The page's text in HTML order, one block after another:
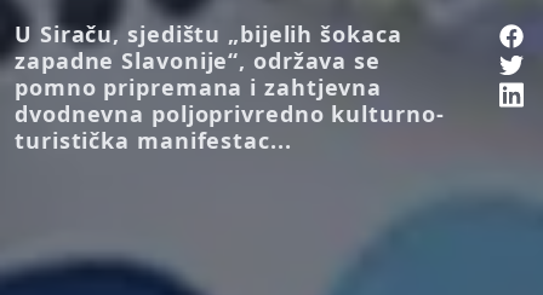
U Siraču, sjedištu „bijelih šokaca
zapadne Slavonije“, održava se
pomno pripremana i zahtjevna
dvodnevna poljoprivredno kulturno-
turistička manifestac...